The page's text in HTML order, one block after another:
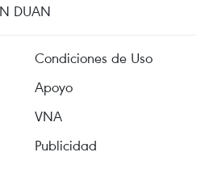
DUAN
Condiciones de Uso
Apoyo
VNA
Publicidad